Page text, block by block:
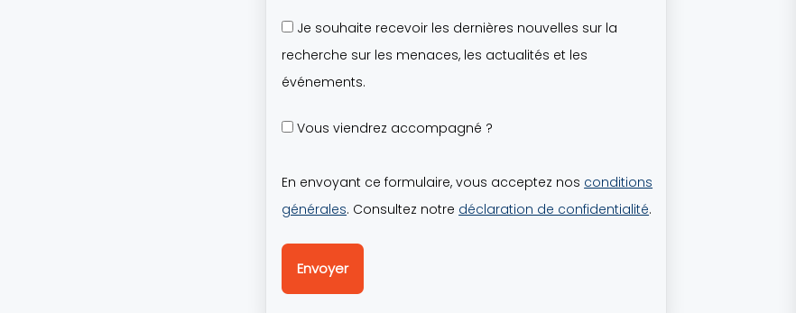
Je souhaite recevoir les dernières nouvelles sur la
recherche sur les menaces, les actualités et les
événements.
Vous viendrez accompagné ?
En envoyant ce formulaire, vous acceptez nos conditions
générales. Consultez notre déclaration de confidentialité.